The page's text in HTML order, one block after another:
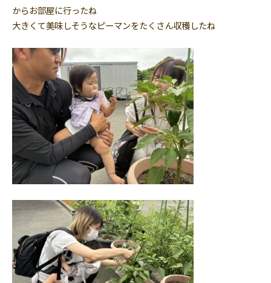
からお部屋に行ったね
大きくて美味しそうなピーマンをたくさん収穫したね